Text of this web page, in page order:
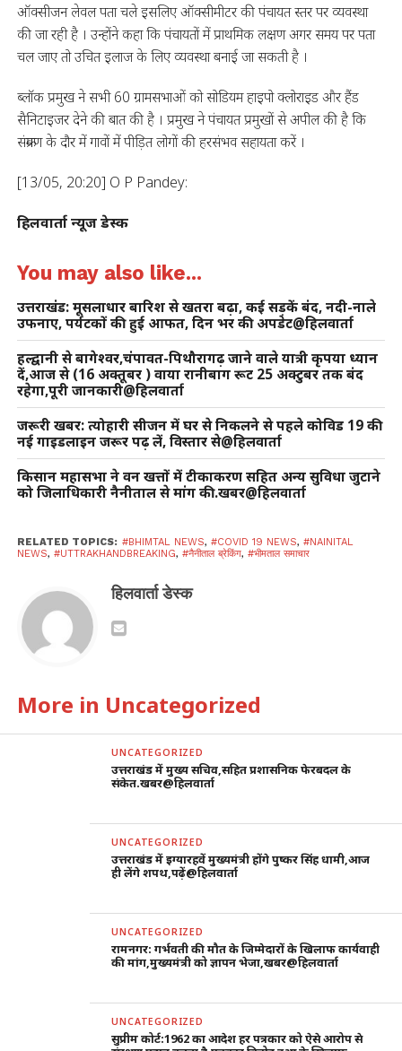
ऑक्सीजन लेवल पता चले इसलिए ऑक्सीमीटर की पंचायत स्तर पर व्यवस्था
की जा रही है । उन्होंने कहा कि पंचायतों में प्राथमिक लक्षण अगर समय पर पता
चल जाए तो उचित इलाज के लिए व्यवस्था बनाई जा सकती है ।
ब्लॉक प्रमुख ने सभी 60 ग्रामसभाओं को सोडियम हाइपो क्लोराइड और हैंड
सैनिटाइजर देने की बात की है । प्रमुख ने पंचायत प्रमुखों से अपील की है कि
संक्रमण के दौर में गावों में पीड़ित लोगों की हरसंभव सहायता करें ।
[13/05, 20:20] O P Pandey:
हिलवार्ता न्यूज डेस्क
You may also like...
उत्तराखंड: मूसलाधार बारिश से खतरा बढ़ा, कई सड़कें बंद, नदी-नाले
उफनाए, पर्यटकों की हुई आफत, दिन भर की अपडेट@हिलवार्ता
हल्द्वानी से बागेश्वर,चंपावत-पिथौरागढ़ जाने वाले यात्री कृपया ध्यान
दें,आज से (16 अक्तूबर ) वाया रानीबाग रूट 25 अक्टुबर तक बंद
रहेगा,पूरी जानकारी@हिलवार्ता
जरूरी खबर: त्योहारी सीजन में घर से निकलने से पहले कोविड 19 की
नई गाइडलाइन जरूर पढ़ लें, विस्तार से@हिलवार्ता
किसान महासभा ने वन खत्तों में टीकाकरण सहित अन्य सुविधा जुटाने
को जिलाधिकारी नैनीताल से मांग की.खबर@हिलवार्ता
RELATED TOPICS: #BHIMTAL NEWS, #COVID 19 NEWS, #NAINITAL
NEWS, #UTTRAKHANDBREAKING, #नैनीताल ब्रेकिंग, #भीमताल समाचार
हिलवार्ता डेस्क
More in Uncategorized
UNCATEGORIZED
उत्तराखंड में मुख्य सचिव,सहित प्रशासनिक फेरबदल के
संकेत.खबर@हिलवार्ता
UNCATEGORIZED
उत्तराखंड में इग्यारहवें मुख्यमंत्री होंगे पुष्कर सिंह धामी,आज
ही लेंगे शपथ,पढ़ें@हिलवार्ता
UNCATEGORIZED
रामनगर: गर्भवती की मौत के जिम्मेदारों के खिलाफ कार्यवाही
की मांग,मुख्यमंत्री को ज्ञापन भेजा,खबर@हिलवार्ता
UNCATEGORIZED
सुप्रीम कोर्ट:1962 का आदेश हर पत्रकार को ऐसे आरोप से